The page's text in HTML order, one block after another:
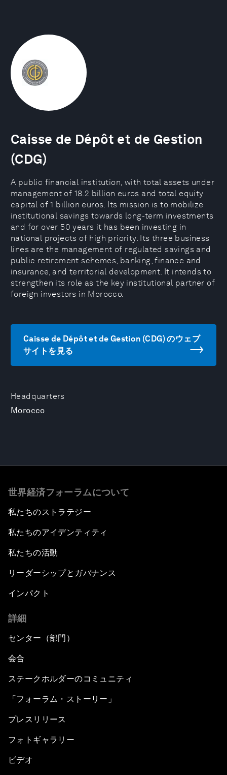
Headquarters
Morocco
Caisse de Dépôt et de Gestion
(CDG)
A public financial institution, with total assets under
management of 18.2 billion euros and total equity
capital of 1 billion euros. Its mission is to mobilize
institutional savings towards long-term investments
and for over 50 years it has been investing in
national projects of high priority. Its three business
lines are the management of regulated savings and
public retirement schemes, banking, finance and
insurance, and territorial development. It intends to
strengthen its role as the key institutional partner of
foreign investors in Morocco.
Caisse de Dépôt et de Gestion (CDG) のウェブ
サイトを見る
世界経済フォーラムについて
私たちのストラテジー
私たちのアイデンティティ
私たちの活動
リーダーシップとガバナンス
インパクト
詳細
センター（部門）
会合
ステークホルダーのコミュニティ
「フォーラム・ストーリー」
プレスリリース
フォトギャラリー
ビデオ